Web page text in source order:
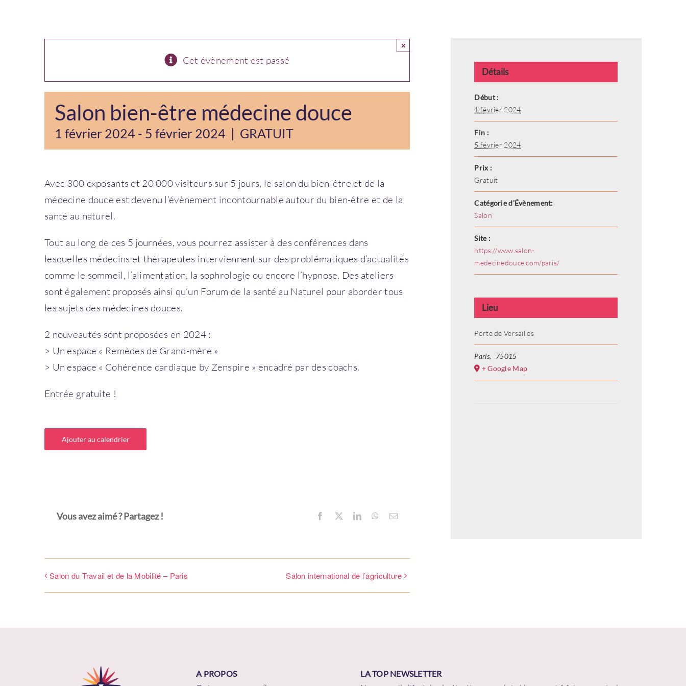
Cet évènement est passé
×
Salon bien-être médecine douce
1 février 2024 - 5 février 2024 | GRATUIT
Avec 300 exposants et 20 000 visiteurs sur 5 jours, le salon du bien-être et de la
médecine douce est devenu l’évènement incontournable autour du bien-être et de la
santé au naturel.
Tout au long de ces 5 journées, vous pourrez assister à des conférences dans
lesquelles médecins et thérapeutes interviennent sur des problématiques d’actualités
comme le sommeil, l’alimentation, la sophrologie ou encore l’hypnose. Des ateliers
sont également proposés ainsi qu’un Forum de la santé au Naturel pour aborder tous
les sujets des médecines douces.
2 nouveautés sont proposées en 2024 :
> Un espace « Remèdes de Grand-mère »
> Un espace « Cohérence cardiaque by Zenspire » encadré par des coachs.
Entrée gratuite !
Ajouter au calendrier
Vous avez aimé ? Partagez ! Facebook
X LinkedInWhatsApp
Email
Salon du Travail et de la Mobilité – Paris Salon international de l’agriculture
Détails
Début :
1 février 2024
Fin :
5 février 2024
Prix :
Gratuit
Catégorie d’Évènement:
Salon
Site :
https://www.salon-
medecinedouce.com/paris/
Lieu
Porte de Versailles
Paris,
75015
+ Google Map
A PROPOS LA TOP NEWSLETTER
Bienvenue !